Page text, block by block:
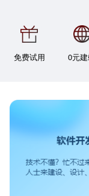
免费试用 0元